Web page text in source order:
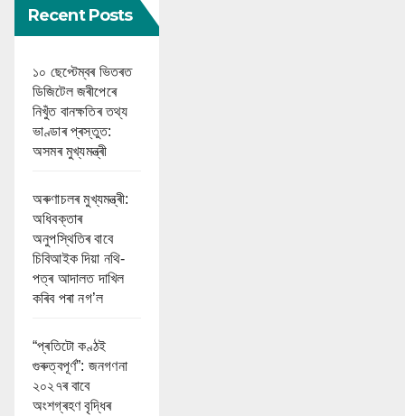
Recent Posts
১০ ছেপ্টেম্বৰ ভিতৰত
ডিজিটেল জৰীপেৰে
নিখুঁত বানক্ষতিৰ তথ্য
ভাণ্ডাৰ প্ৰস্তুত:
অসমৰ মুখ্যমন্ত্ৰী
অৰুণাচলৰ মুখ্যমন্ত্ৰী:
অধিবক্তাৰ
অনুপস্থিতিৰ বাবে
চিবিআইক দিয়া নথি-
পত্ৰ আদালত দাখিল
কৰিব পৰা নগ’ল
“প্ৰতিটো কণ্ঠই
গুৰুত্বপূৰ্ণ”: জনগণনা
২০২৭ৰ বাবে
অংশগ্ৰহণ বৃদ্ধিৰ